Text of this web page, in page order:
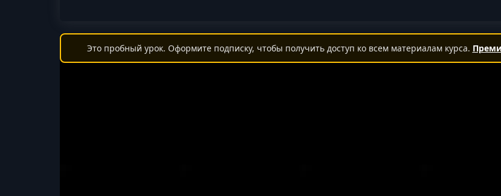
Это пробный урок. Оформите подписку, чтобы получить доступ ко всем материалам курса.